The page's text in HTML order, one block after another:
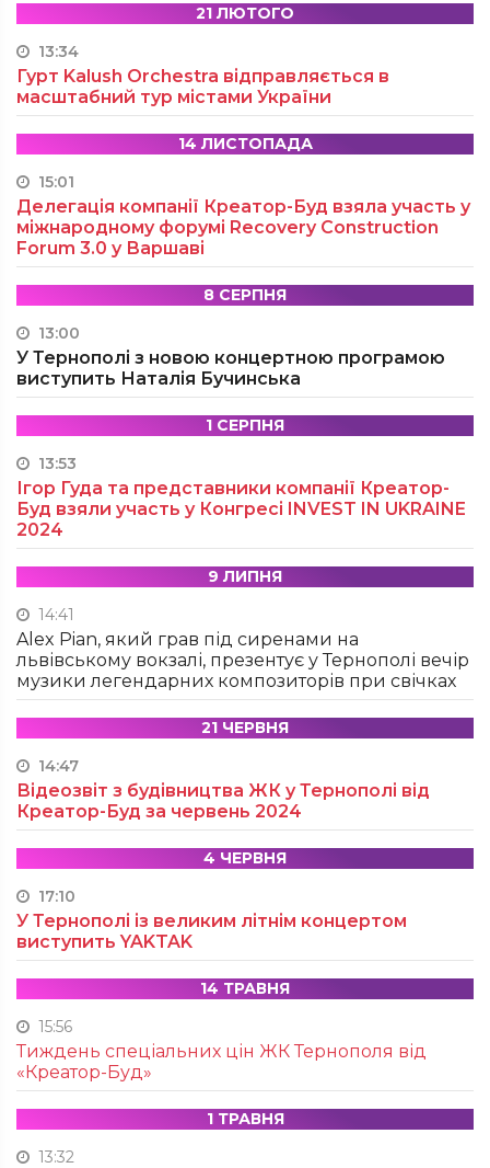
21 ЛЮТОГО
13:34
Гурт Kalush Orchestra відправляється в
масштабний тур містами України
14 ЛИСТОПАДА
15:01
Делегація компанії Креатор-Буд взяла участь у
міжнародному форумі Recovery Construction
Forum 3.0 у Варшаві
8 СЕРПНЯ
13:00
У Тернополі з новою концертною програмою
виступить Наталія Бучинська
1 СЕРПНЯ
13:53
Ігор Гуда та представники компанії Креатор-
Буд взяли участь у Конгресі INVEST IN UKRAINE
2024
9 ЛИПНЯ
14:41
Alex Pian, який грав під сиренами на
львівському вокзалі, презентує у Тернополі вечір
музики легендарних композиторів при свічках
21 ЧЕРВНЯ
14:47
Відеозвіт з будівництва ЖК у Тернополі від
Креатор-Буд за червень 2024
4 ЧЕРВНЯ
17:10
У Тернополі із великим літнім концертом
виступить YAKTAK
14 ТРАВНЯ
15:56
Тиждень спеціальних цін ЖК Тернополя від
«Креатор-Буд»
1 ТРАВНЯ
13:32